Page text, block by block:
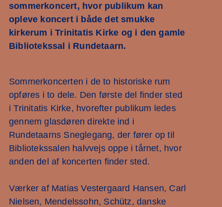
sommerkoncert, hvor publikum kan
opleve koncert i både det smukke
kirkerum i Trinitatis Kirke og i den gamle
Bibliotekssal i Rundetaarn.
Sommerkoncerten i de to historiske rum
opføres i to dele. Den første del finder sted
i Trinitatis Kirke, hvorefter publikum ledes
gennem glasdøren direkte ind i
Rundetaarns Sneglegang, der fører op til
Bibliotekssalen halvvejs oppe i tårnet, hvor
anden del af koncerten finder sted.
Værker af Matias Vestergaard Hansen, Carl
Nielsen, Mendelssohn, Schütz, danske